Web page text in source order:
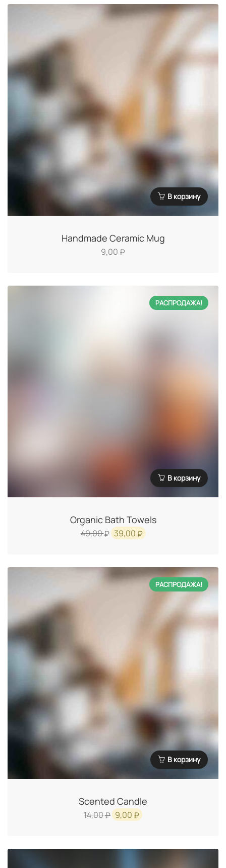
В корзину
Handmade Ceramic Mug
9,00 ₽
РАСПРОДАЖА!
В корзину
Organic Bath Towels
49,00₽Первоначальная
39,00 ₽ Текущая
РАСПРОДАЖА!
В корзину
Scented Candle
14,00₽Первоначальная
9,00 ₽ Текущая